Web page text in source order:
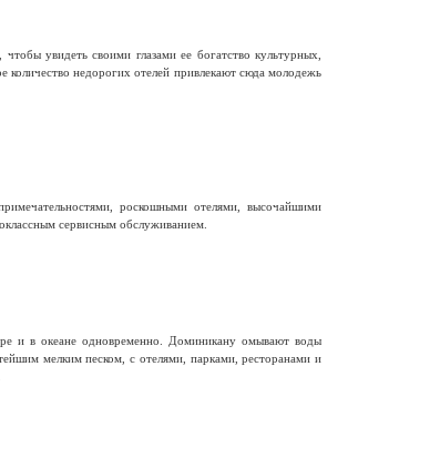
увидеть своими глазами ее богатство культурных,
недорогих отелей привлекают сюда молодежь
роскошными отелями, высочайшими
сервисным обслуживанием.
и в океане одновременно. Доминикану омывают воды
мелким песком, с отелями, парками, ресторанами и